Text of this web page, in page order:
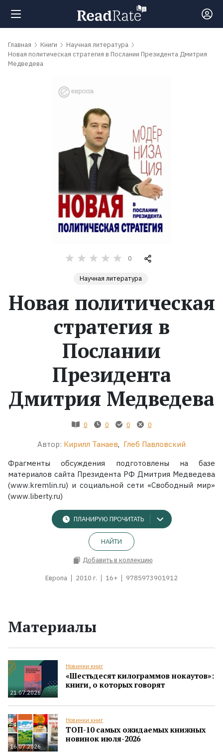
Поиск
Экранизации
Коллекции
Главная Книги
Научная литература
Новая политическая стратегия в Послании Президента Дмитрия
Медведева
0
Научная литература
Новая политическая
стратегия в
Послании
Президента
Дмитрия Медведева
0 0 0 0
Автор: Кирилл Танаев, Глеб Павловский
Фрагменты обсуждения подготовлены на базе
материалов сайта Президента РФ Дмитрия Медведева
(www.kremlin.ru) и социальной сети «Свободный мир»
(www.liberty.ru)
ПЛАНИРУЮ ПРОЧИТАТЬ
НАЙТИ
Добавить в коллекцию
Европа 2010 г. 16+ 9785973901912
Материалы
21.07.2026
Новинки книг
«Шестьдесят килограммов нокаутов»:
книги, о которых говорят
16.07.2026
Новинки книг
ТОП-10 самых ожидаемых книжных
новинок июля-2026